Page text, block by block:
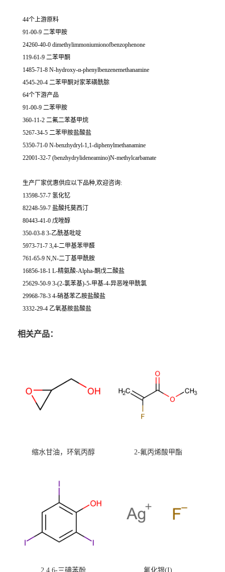
44个上游原料
91-00-9 二苯甲胺
24260-40-0 dimethylimmoniumionofbenzophenone
119-61-9 二苯甲酮
1485-71-8 N-hydroxy-α-phenylbenzenemethanamine
4545-20-4 二苯甲酮对家苯磺酰腙
64个下游产品
91-00-9 二苯甲胺
360-11-2 二氟二苯基甲烷
5267-34-5 二苯甲胺盐酸盐
5350-71-0 N-benzhydryl-1,1-diphenylmethanamine
22001-32-7 (benzhydrylideneamino)N-methylcarbamate
生产厂家优惠供应以下品种,欢迎咨询:
13598-57-7 氢化钇
82248-59-7 盐酸托莫西汀
80443-41-0 戊唑醇
350-03-8 3-乙酰基吡啶
5973-71-7 3,4-二甲基苯甲醛
761-65-9 N,N-二丁基甲酰胺
16856-18-1 L-精氨酸-Alpha-酮戊二酸盐
25629-50-9 3-(2-氯苯基)-5-甲基-4-异恶唑甲酰氯
29968-78-3 4-硝基苯乙胺盐酸盐
3332-29-4 乙氧基胺盐酸盐
相关产品：
缩水甘油，环氧丙醇 2-氟丙烯酸甲酯
2,4,6-三碘苯酚 氟化银(I)